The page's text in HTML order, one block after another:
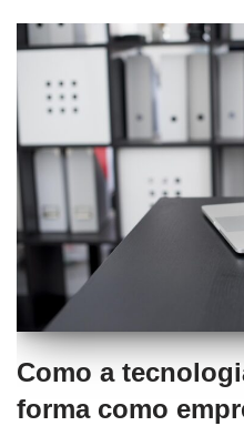
Como a
forma como